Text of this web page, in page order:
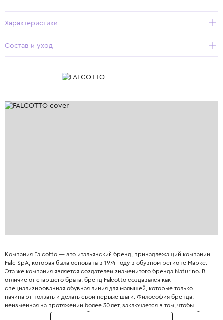
Характеристики
Состав и уход
Компания Falcotto — это итальянский бренд, принадлежащий компании
Falc SpA, которая была основана в 1974 году в обувном регионе Марке.
Эта же компания является создателем знаменитого бренда Naturino. В
отличие от старшего брата, бренд Falcotto создавался как
специализированная обувная линия для малышей, которые только
начинают ползать и делать свои первые шаги. Философия бренда,
неизменная на протяжении более 30 лет, заключается в том, чтобы
«сопровождать развитие ребенка с его первых шагов». При разработке